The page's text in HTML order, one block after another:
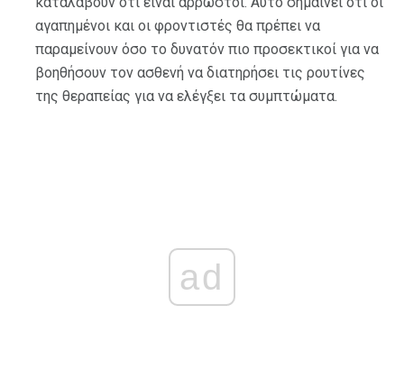
αγαπημένοι και οι φροντιστές θα πρέπει να
παραμείνουν όσο το δυνατόν πιο προσεκτικοί για να
βοηθήσουν τον ασθενή να διατηρήσει τις ρουτίνες
της θεραπείας για να ελέγξει τα συμπτώματα.
ad